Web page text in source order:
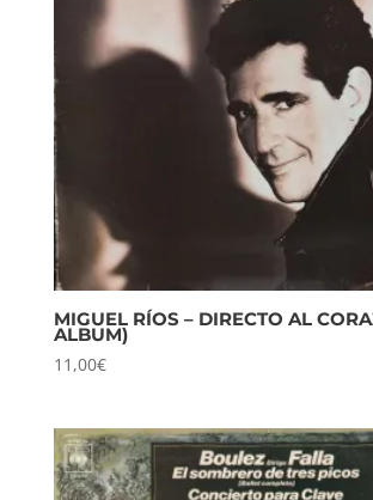
MIGUEL RÍOS – DIRECTO AL
ALBUM)
11,00€